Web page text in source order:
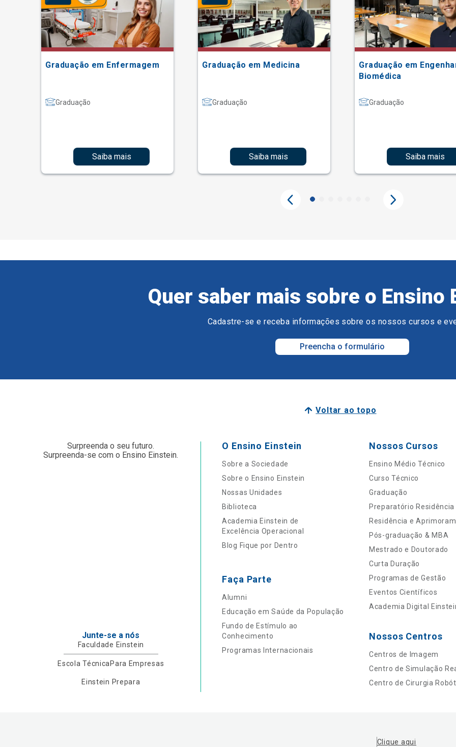
Graduação em Enfermagem
Graduação
Saiba mais
Graduação em Medicina
Graduação
Saiba mais
Graduação em
Biomédica
Graduação
Saiba mais
Quer saber mais sobre o Ensino
Cadastre-se e receba informações sobre os nossos cursos e
Preencha o formulário
Voltar ao topo
Surpreenda o seu futuro.
Surpreenda-se com o Ensino Einstein.
Junte-se a nós
Faculdade Einstein
Escola TécnicaPara Empresas
Einstein Prepara
O Ensino Einstein
Sobre a Sociedade
Sobre o Ensino Einstein
Nossas Unidades
Biblioteca
Academia Einstein de
Excelência Operacional
Blog Fique por Dentro
Faça Parte
Alumni
Educação em Saúde da População
Fundo de Estímulo ao
Conhecimento
Programas Internacionais
Nossos Cursos
Ensino Médio Técnico
Curso Técnico
Graduação
Preparatório Residência
Residência e
Pós-graduação & MBA
Mestrado e Doutorado
Curta Duração
Programas de Gestão
Eventos Científicos
Academia Digital
Nossos Centros
Centros de Imagem
Centro de Simulação
Centro de Cirurgia
Clique aqui